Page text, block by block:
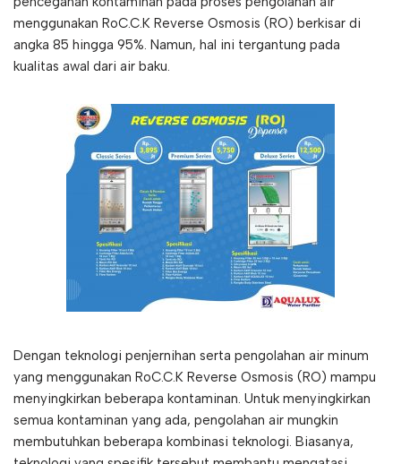
menggunakan RoC.C.K Reverse Osmosis (RO) berkisar di
angka 85 hingga 95%. Namun, hal ini tergantung pada
kualitas awal dari air baku.
Dengan teknologi penjernihan serta pengolahan air minum
yang menggunakan RoC.C.K Reverse Osmosis (RO) mampu
menyingkirkan beberapa kontaminan. Untuk menyingkirkan
semua kontaminan yang ada, pengolahan air mungkin
membutuhkan beberapa kombinasi teknologi. Biasanya,